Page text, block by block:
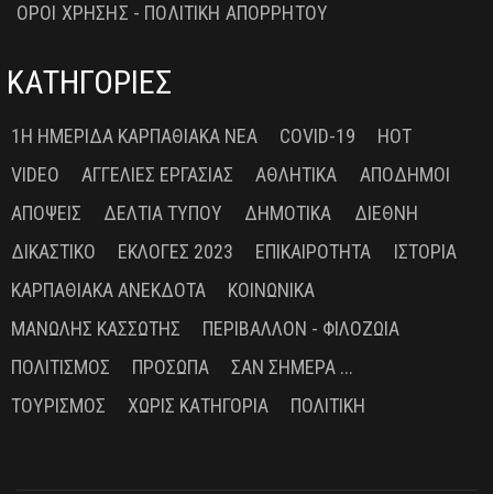
ΟΡΟΙ ΧΡΗΣΗΣ - ΠΟΛΙΤΙΚΗ ΑΠΟΡΡΗΤΟΥ
ΚΑΤΗΓΟΡΙΕΣ
1Η ΗΜΕΡΊΔΑ ΚΑΡΠΑΘΙΑΚΆ ΝΈΑ COVID-19
HOT
VIDEO
ΑΓΓΕΛΊΕΣ ΕΡΓΑΣΊΑΣ ΑΘΛΗΤΙΚΆ
ΑΠΌΔΗΜΟΙ
ΑΠΌΨΕΙΣ
ΔΕΛΤΊΑ ΤΎΠΟΥ ΔΗΜΟΤΙΚΆ
ΔΙΕΘΝΉ
ΔΙΚΑΣΤΙΚΌ
ΕΚΛΟΓΈΣ 2023 ΕΠΙΚΑΙΡΌΤΗΤΑ
ΙΣΤΟΡΊΑ
ΚΑΡΠΑΘΙΑΚΆ ΑΝΈΚΔΟΤΑ
ΚΟΙΝΩΝΙΚΆ
ΜΑΝΏΛΗΣ ΚΑΣΣΏΤΗΣ
ΠΕΡΙΒΆΛΛΟΝ - ΦΙΛΟΖΩΊΑ
ΠΟΛΙΤΙΣΜΌΣ
ΠΡΌΣΩΠΑ
ΣΑΝ ΣΉΜΕΡΑ ...
ΤΟΥΡΙΣΜΌΣ
ΧΩΡΊΣ ΚΑΤΗΓΟΡΊΑ ΠΟΛΙΤΙΚΉ